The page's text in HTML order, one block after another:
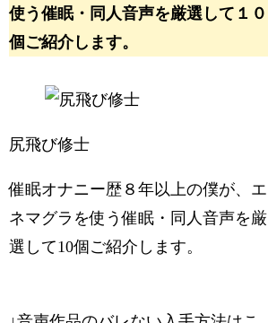
使う催眠・同人音声を厳選して１０
個ご紹介します。
尻飛び修士
催眠オナニー歴８年以上の僕が、エ
ネマグラを使う催眠・同人音声を厳
選して10個ご紹介します。